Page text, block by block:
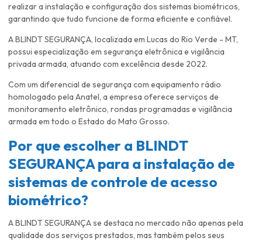
realizar a instalação e configuração dos sistemas biométricos,
garantindo que tudo funcione de forma eficiente e confiável.
A BLINDT SEGURANÇA, localizada em Lucas do Rio Verde - MT,
possui especialização em segurança eletrônica e vigilância
privada armada, atuando com excelência desde 2022.
Com um diferencial de segurança com equipamento rádio
homologado pela Anatel, a empresa oferece serviços de
monitoramento eletrônico, rondas programadas e vigilância
armada em todo o Estado do Mato Grosso.
Por que escolher a BLINDT
SEGURANÇA para a instalação de
sistemas de controle de acesso
biométrico?
A BLINDT SEGURANÇA se destaca no mercado não apenas pela
qualidade dos serviços prestados, mas também pelos seus